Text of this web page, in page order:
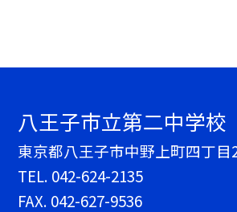
八王子市立第二中学校
東京都八王子市中野上町四丁目
TEL. 042-624-2135
FAX. 042-627-9536